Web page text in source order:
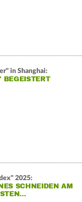
in Shanghai:
BEGEISTERT
2025:
SCHNEIDEN AM